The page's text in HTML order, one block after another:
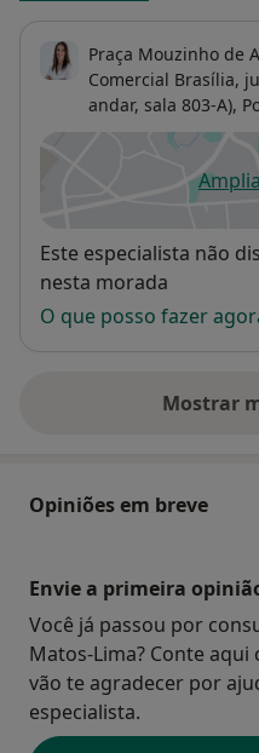
Praça Mouzinho de
Comercial Brasília,
andar, sala 803-A),
Disponibilidade
Este especialista não
nesta morada
O que posso fazer
Mostrar
Opiniões em breve
Envie a primeira
Você já passou por
Matos-Lima? Conte
vão te agradecer por
especialista.